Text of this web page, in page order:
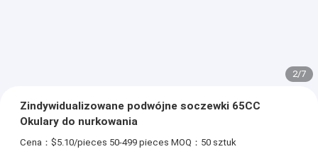
3/7
Zindywidualizowane podwójne soczewki 65CC
Okulary do nurkowania
Cena：$5.10/pieces 50-499 pieces MOQ：50 sztuk